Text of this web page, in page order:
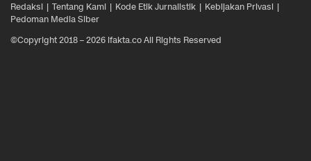
Redaksi Tentang Kami Kode Etik Jurnalistik
Kebijakan Privasi
Pedoman Media Siber
©Copyright 2018 – 2026 ifakta.co All Rights Reserved